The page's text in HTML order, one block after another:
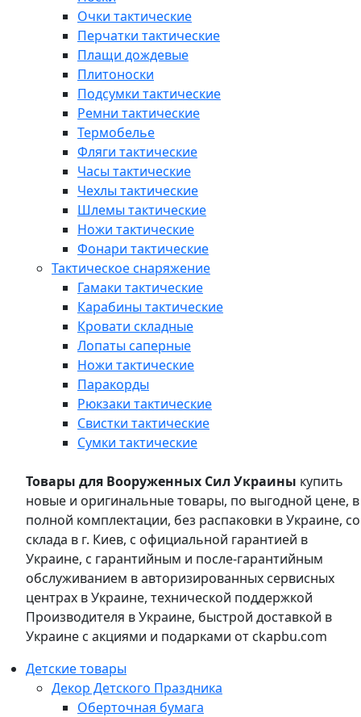
Очки тактические
Перчатки тактические
Плащи дождевые
Плитоноски
Подсумки тактические
Ремни тактические
Термобелье
Фляги тактические
Часы тактические
Чехлы тактические
Шлемы тактические
Ножи тактические
Фонари тактические
Тактическое снаряжение
Гамаки тактические
Карабины тактические
Кровати складные
Лопаты саперные
Ножи тактические
Паракорды
Рюкзаки тактические
Свистки тактические
Сумки тактические
Товары для Вооруженных Сил Украины купить
новые и оригинальные товары, по выгодной цене, в
полной комплектации, без распаковки в Украине, со
склада в г. Киев, с официальной гарантией в
Украине, с гарантийным и после-гарантийным
обслуживанием в авторизированных сервисных
центрах в Украине, технической поддержкой
Производителя в Украине, быстрой доставкой в
Украине с акциями и подарками от ckapbu.com
Детские товары
Декор Детского Праздника
Оберточная бумага